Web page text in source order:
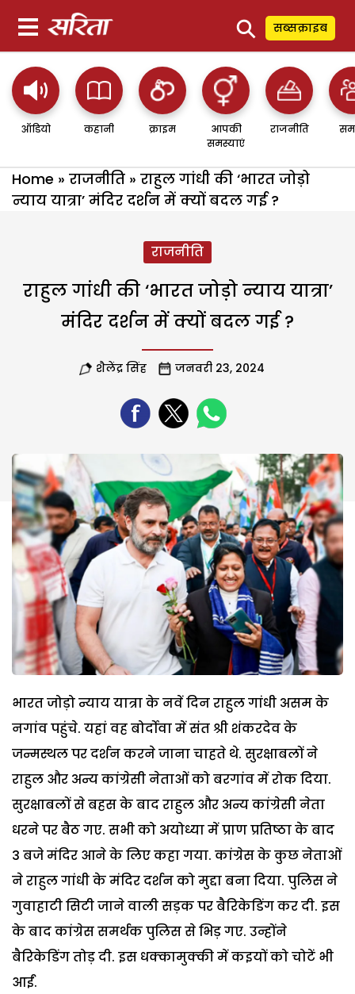
⚲ सब्सक्राइब
ऑडियो कहानी क्राइम
आपकी
समस्याएं
राजनीति
Home » राजनीति » राहुल गांधी की ‘भारत जोड़ो
न्याय यात्रा’ मंदिर दर्शन में क्यों बदल गई ?
राजनीति
राहुल गांधी की ‘भारत जोड़ो न्याय यात्रा’
मंदिर दर्शन में क्यों बदल गई ?
शैलेंद्र सिंह जनवरी 23, 2024
भारत जोड़ो न्याय यात्रा के नवें दिन राहुल गांधी असम के
नगांव पहुंचे. यहां वह बोर्दोवा में संत श्री शंकरदेव के
जन्मस्थल पर दर्शन करने जाना चाहते थे. सुरक्षाबलों ने
राहुल और अन्य कांग्रेसी नेताओं को बरगांव में रोक दिया.
सुरक्षाबलों से बहस के बाद राहुल और अन्य कांग्रेसी नेता
धरने पर बैठ गए. सभी को अयोध्या में प्राण प्रतिष्ठा के बाद
3 बजे मंदिर आने के लिए कहा गया. कांग्रेस के कुछ नेताओं
ने राहुल गांधी के मंदिर दर्शन को मुद्दा बना दिया. पुलिस ने
गुवाहाटी सिटी जाने वाली सड़क पर बैरिकेडिंग कर दी. इस
के बाद कांग्रेस समर्थक पुलिस से भिड़ गए. उन्होंने
बैरिकेडिंग तोड़ दी. इस धक्कामुक्की में कइयों को चोटें भी
आईं.